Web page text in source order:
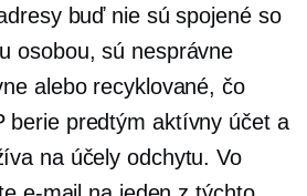
buď nie sú spojené so
osobou, sú nesprávne
alebo recyklované, čo
berie predtým aktívny účet a
na účely odchytu. Vo